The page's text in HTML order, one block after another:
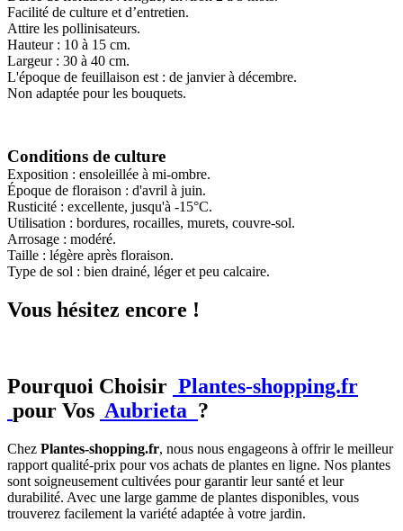
Facilité de culture et d’entretien.
Attire les pollinisateurs.
Hauteur : 10 à 15 cm.
Largeur : 30 à 40 cm.
L'époque de feuillaison est : de janvier à décembre.
Non adaptée pour les bouquets.
Conditions de culture
Exposition : ensoleillée à mi-ombre.
Époque de floraison : d'avril à juin.
Rusticité : excellente, jusqu'à -15°C.
Utilisation : bordures, rocailles, murets, couvre-sol.
Arrosage : modéré.
Taille : légère après floraison.
Type de sol : bien drainé, léger et peu calcaire.
Vous hésitez encore !
Pourquoi Choisir Plantes-shopping.fr
pour Vos Aubrieta ?
Chez Plantes-shopping.fr, nous nous engageons à offrir le meilleur
rapport qualité-prix pour vos achats de plantes en ligne. Nos plantes
sont soigneusement cultivées pour garantir leur santé et leur
durabilité. Avec une large gamme de plantes disponibles, vous
trouverez facilement la variété adaptée à votre jardin.